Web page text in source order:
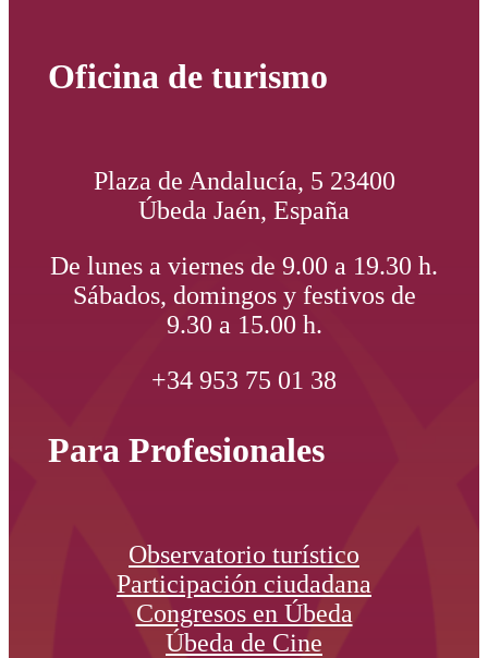
Oficina de turismo
Plaza de Andalucía, 5 23400
Úbeda Jaén, España
De lunes a viernes de 9.00 a 19.30 h.
Sábados, domingos y festivos de
9.30 a 15.00 h.
+34 953 75 01 38
Para Profesionales
Observatorio turístico
Participación ciudadana
Congresos en Úbeda
Úbeda de Cine